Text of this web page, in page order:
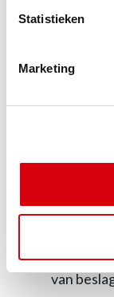
Statistieken
Marketing
Het moment
interventie.
van